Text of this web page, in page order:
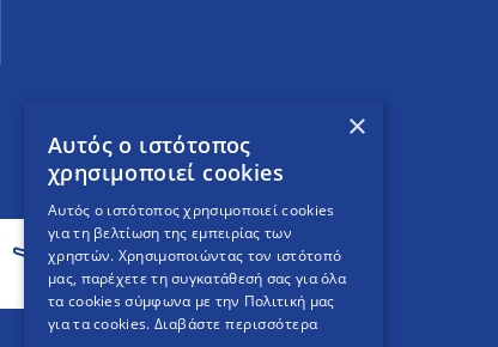
×
Αυτός ο ιστότοπος
χρησιμοποιεί cookies
Αυτός ο ιστότοπος χρησιμοποιεί cookies
για τη βελτίωση της εμπειρίας των
χρηστών. Χρησιμοποιώντας τον ιστότοπό
μας, παρέχετε τη συγκατάθεσή σας για όλα
τα cookies σύμφωνα με την Πολιτική μας
για τα cookies. Διαβάστε περισσότερα